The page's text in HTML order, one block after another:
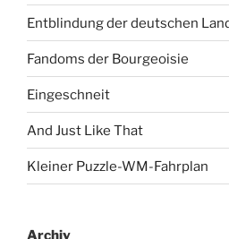
Entblindung der deutschen
Fandoms der Bourgeoisie
Eingeschneit
And Just Like That
Kleiner Puzzle-WM-Fahrplan